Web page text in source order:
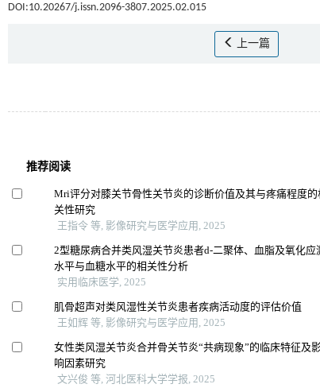
DOI:10.20267/j.issn.2096-3807.2025.02.015
上一篇